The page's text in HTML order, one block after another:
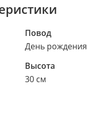
Повод
День рождения
Высота
30 см